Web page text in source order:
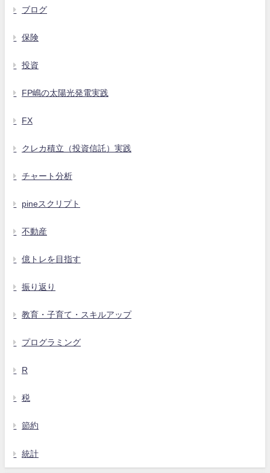
ブログ
保険
投資
FP嶋の太陽光発電実践
FX
クレカ積立（投資信託）実践
チャート分析
pineスクリプト
不動産
億トレを目指す
振り返り
教育・子育て・スキルアップ
プログラミング
R
税
節約
統計